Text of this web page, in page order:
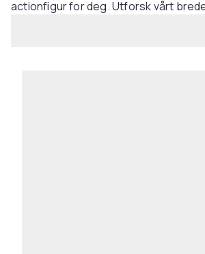
actionfigur for deg. Utforsk vårt